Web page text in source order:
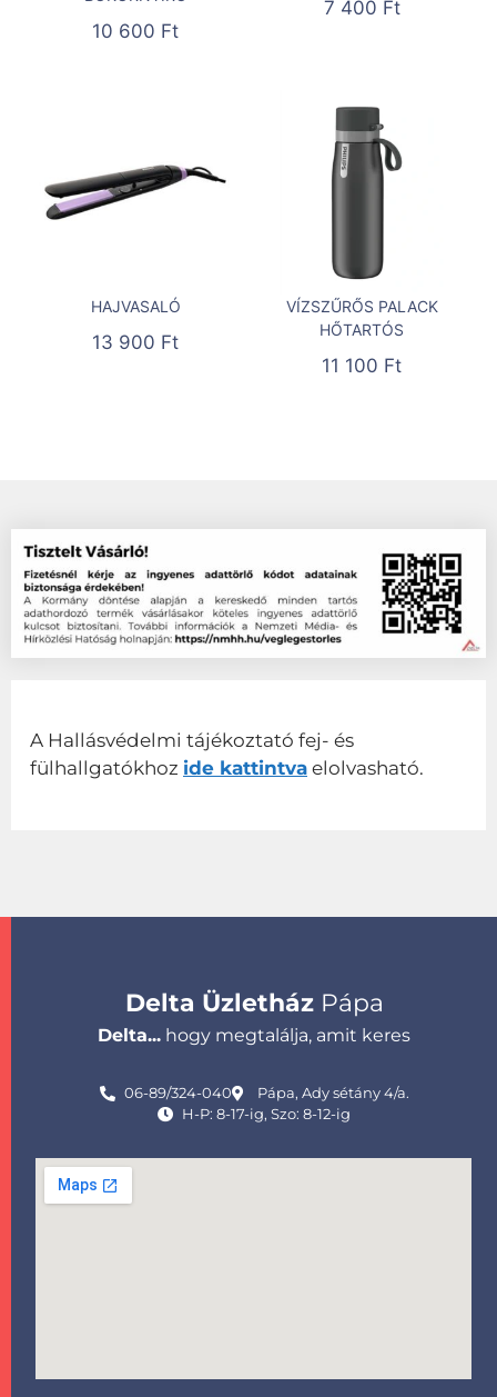
10 600 Ft
7 400 Ft
HAJVASALÓ
13 900 Ft
VÍZSZŰRŐS PALACK
HŐTARTÓS
11 100 Ft
A Hallásvédelmi tájékoztató fej- és
fülhallgatókhoz ide kattintva elolvasható.
Delta ÜzletházPápa
Delta... hogy megtalálja, amit keres
06-89/324-040
Pápa, Ady sétány 4/a.
H-P: 8-17-ig, Szo: 8-12-ig